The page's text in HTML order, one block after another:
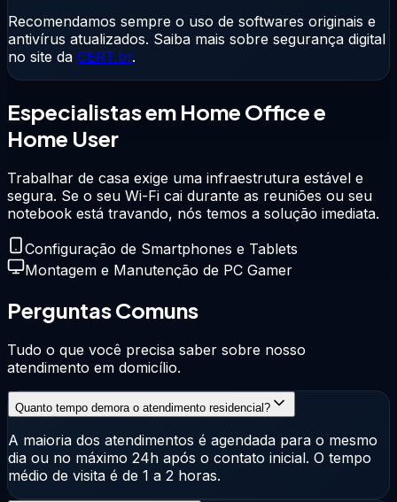
Recomendamos sempre o uso de softwares originais e
antivírus atualizados. Saiba mais sobre segurança digital
no site da CERT.br.
Especialistas em Home Officee
Home User
Trabalhar de casa exige uma infraestrutura estável e
segura. Se o seu Wi-Fi cai durante as reuniões ou seu
notebook está travando, nós temos a solução imediata.
Configuração de Smartphones e Tablets
Montagem e Manutenção de PC Gamer
Perguntas Comuns
Tudo o que você precisa saber sobre nosso
atendimento em domicílio.
Quanto tempo demora o atendimento residencial?
A maioria dos atendimentos é agendada para o mesmo
dia ou no máximo 24h após o contato inicial. O tempo
médio de visita é de 1 a 2 horas.